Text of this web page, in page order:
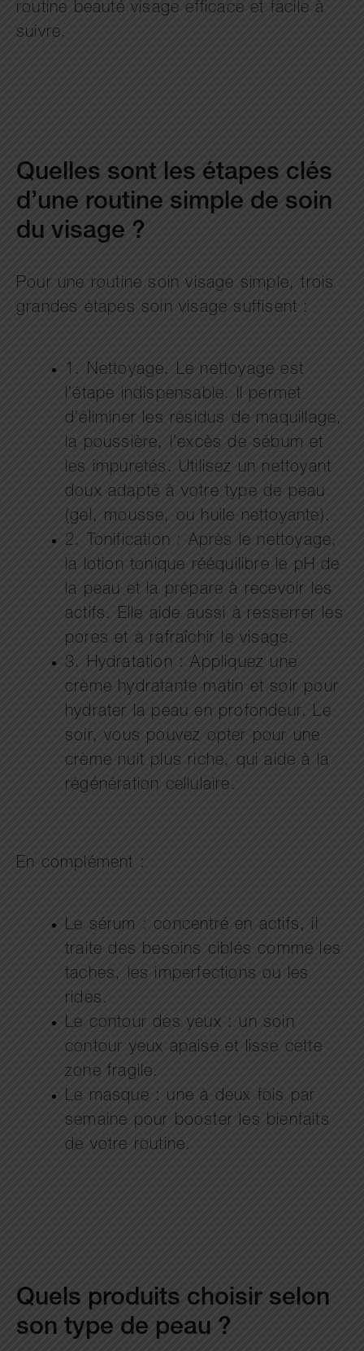
routine beauté visage efficace et facile à
suivre.
Quelles sont les étapes clés
d’une routine simple de soin
du visage ?
Pour une routine soin visage simple, trois
grandes étapes soin visage suffisent :
1. Nettoyage. Le nettoyage est
l’étape indispensable. Il permet
d’éliminer les résidus de maquillage,
la poussière, l’excès de sébum et
les impuretés. Utilisez un nettoyant
doux adapté à votre type de peau
(gel, mousse, ou huile nettoyante).
2. Tonification : Après le nettoyage,
la lotion tonique rééquilibre le pH de
la peau et la prépare à recevoir les
actifs. Elle aide aussi à resserrer les
pores et à rafraîchir le visage.
3. Hydratation : Appliquez une
crème hydratante matin et soir pour
hydrater la peau en profondeur. Le
soir, vous pouvez opter pour une
crème nuit plus riche, qui aide à la
régénération cellulaire.
En complément :
Le sérum : concentré en actifs, il
traite des besoins ciblés comme les
taches, les imperfections ou les
rides.
Le contour des yeux : un soin
contour yeux apaise et lisse cette
zone fragile.
Le masque : une à deux fois par
semaine pour booster les bienfaits
de votre routine.
Quels produits choisir selon
son type de peau ?